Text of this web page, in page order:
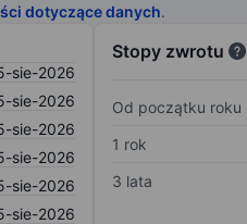
dotyczące danych.
sie-2026
sie-2026
sie-2026
sie-2026
sie-2026
sie-2026
Stopy zwrotu
Od początku roku
1 rok
3 lata